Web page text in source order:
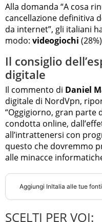
Alla domanda “A cosa
cancellazione definitiva
da internet”, gli italiani
modo: videogiochi
Il consiglio
digitale
Il commento di Daniel
digitale di NordVpn,
“Oggigiorno, gran parte
condotta online,
all’intrattenersi con
questo che dovremmo
alle minacce
Aggiungi InItalia alle tue
SCELTI PER VOI: